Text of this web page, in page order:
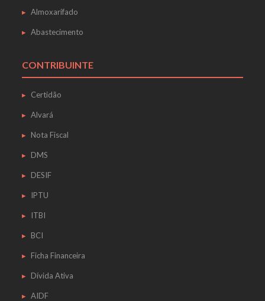
Almoxarifado
Abastecimento
CONTRIBUINTE
Certidão
Alvará
Nota Fiscal
DMS
DESIF
IPTU
ITBI
BCI
Ficha Financeira
Dívida Ativa
AIDF